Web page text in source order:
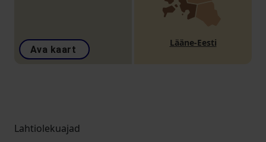
Ava kaart
Lääne-Eesti
Lahtiolekuajad